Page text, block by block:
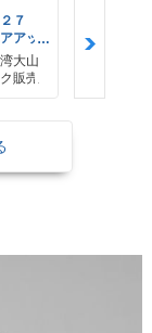
７
アッ
ラー
ステ
タコ
大山
販売